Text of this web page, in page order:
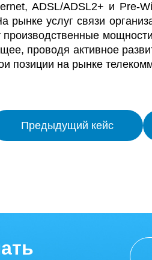
ADSL/ADSL2+ и Pre-
рынке услуг связи
проводя активное
позиции на рынке
Предыдущий кейс